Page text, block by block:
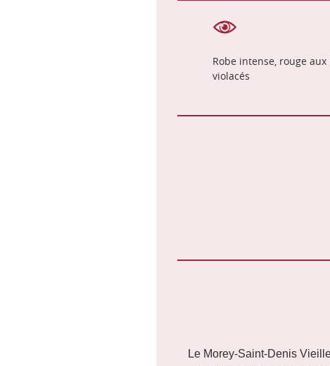
Robe intense, rouge aux
violacés
Le Morey-Saint-Denis